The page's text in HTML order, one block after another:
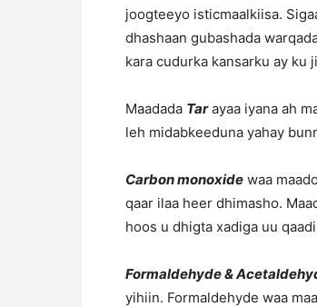
joogteeyo isticmaalkiisa.
dhashaan gubashada
kara cudurka kansarku ay ku
Maadada Tarayaa iyana ah
leh midabkeeduna yahay
Carbon monoxide waa
qaar ilaa heer dhimasho.
hoos u dhigta xadiga uu
Formaldehyde &
yihiin. Formaldehyde waa